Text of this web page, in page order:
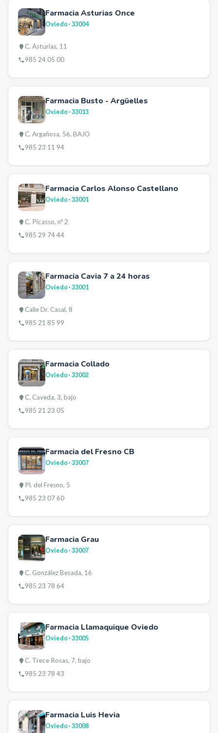
Farmacia Asturias Once
Oviedo· 33004
C. Asturias, 11
985 24 05 00
Farmacia Busto - Argüelles
Oviedo· 33013
C. Argañosa, 56, BAJO
985 23 11 94
Farmacia Carlos Alonso Castellano
Oviedo· 33001
C. Picasso, nº 2
985 29 74 44
Farmacia Cavia 7 a 24 horas
Oviedo· 33001
Calle Dr. Casal, 8
985 21 85 99
Farmacia Collado
Oviedo· 33002
C. Caveda, 3, bajo
985 21 23 05
Farmacia del Fresno CB
Oviedo· 33007
Pl. del Fresno, 5
985 23 07 60
Farmacia Grau
Oviedo· 33007
C. González Besada, 16
985 23 78 64
Farmacia Llamaquique Oviedo
Oviedo· 33005
C. Trece Rosas, 7, bajo
985 23 78 43
Farmacia Luis Hevia
Oviedo· 33008